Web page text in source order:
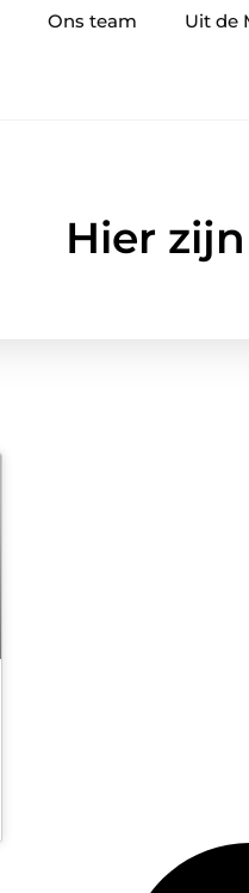
Ons team Uit de
Hier